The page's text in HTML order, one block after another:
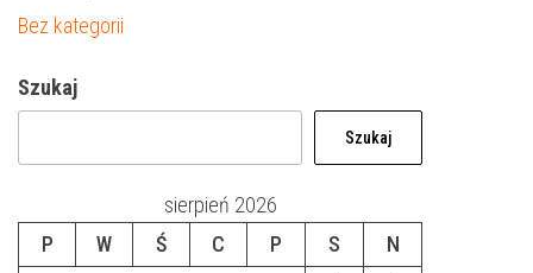
Bez kategorii
Szukaj
Szukaj
sierpień 2026
P
W Ś C P S
N